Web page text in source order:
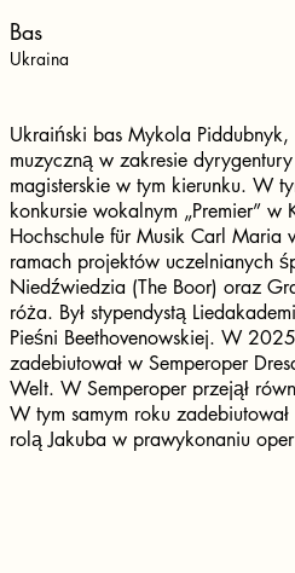
Bas
Ukraina
Ukraiński bas Mykola
muzyczną w zakresie
magisterskie w tym kierunku. W
konkursie wokalnym „Premier”
Hochschule für Musik Carl Maria
ramach projektów uczelnianych
Niedźwiedzia (The Boor) oraz
róża. Był stypendystą
Pieśni Beethovenowskiej. W
zadebiutował w Semperoper
Welt. W Semperoper przejął
W tym samym roku
rolą Jakuba w prawykonaniu